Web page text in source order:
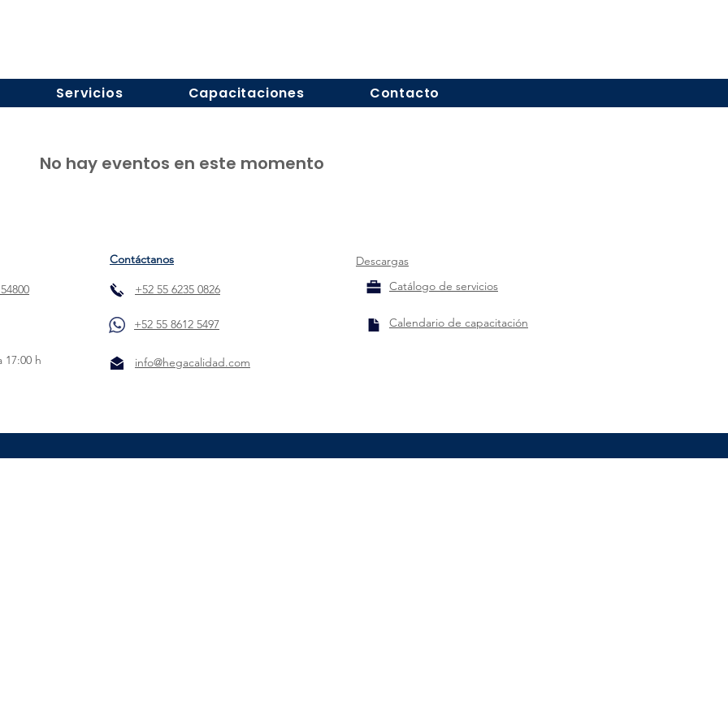
Servicios Capacitaciones Contacto
No hay eventos en este momento
17:00 h
Contáctanos
+52 55 8612 5497
info@hegacalidad.com
+52 55 6235 0826
Descargas
Catálogo de servicios
Calendario de capacitación